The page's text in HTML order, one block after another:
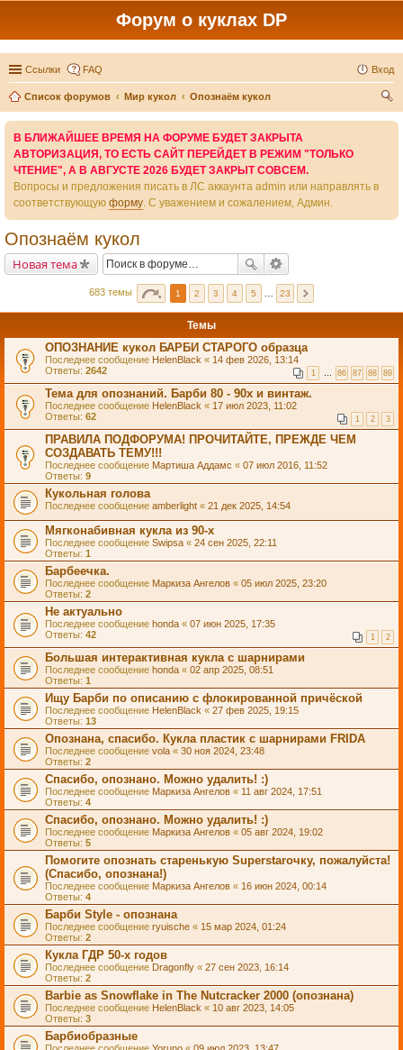
Форум о куклах DP
Ссылки FAQ Вход
Список форумов Мир кукол
Опознаём кукол
В БЛИЖАЙШЕЕ ВРЕМЯ НА ФОРУМЕ БУДЕТ ЗАКРЫТА
АВТОРИЗАЦИЯ, ТО ЕСТЬ САЙТ ПЕРЕЙДЕТ В РЕЖИМ "ТОЛЬКО
ЧТЕНИЕ", А В АВГУСТЕ 2026 БУДЕТ ЗАКРЫТ СОВСЕМ.
Вопросы и предложения писать в ЛС аккаунта admin или направлять в
соответствующую форму. С уважением и сожалением, Админ.
Опознаём кукол
Новая тема
683 темы 1 2 3 4 5 23
Темы
ОПОЗНАНИЕ кукол БАРБИ СТАРОГО образца
Последнее сообщение HelenBlack « 14 фев 2026, 13:14
Ответы: 2642 1 … 86 87 88 89
Тема для опознаний. Барби 80 - 90х и винтаж.
Последнее сообщение HelenBlack « 17 июл 2023, 11:02
Ответы: 62 1 2 3
ПРАВИЛА ПОДФОРУМА! ПРОЧИТАЙТЕ, ПРЕЖДЕ ЧЕМ
СОЗДАВАТЬ ТЕМУ!!!
Последнее сообщение Мартиша Аддамс « 07 июл 2016, 11:52
Ответы: 9
Кукольная голова
Последнее сообщение amberlight « 21 дек 2025, 14:54
Мягконабивная кукла из 90-х
Последнее сообщение Swipsa « 24 сен 2025, 22:11
Ответы: 1
Барбеечка.
Последнее сообщение Маркиза Ангелов « 05 июл 2025, 23:20
Ответы: 2
Не актуально
Последнее сообщение honda « 07 июн 2025, 17:35
Ответы: 42 1 2
Большая интерактивная кукла с шарнирами
Последнее сообщение honda « 02 апр 2025, 08:51
Ответы: 1
Ищу Барби по описанию с флокированной причёской
Последнее сообщение HelenBlack « 27 фев 2025, 19:15
Ответы: 13
Опознана, спасибо. Кукла пластик с шарнирами FRIDA
Последнее сообщение vola « 30 ноя 2024, 23:48
Ответы: 2
Спасибо, опознано. Можно удалить! :)
Последнее сообщение Маркиза Ангелов « 11 авг 2024, 17:51
Ответы: 4
Спасибо, опознано. Можно удалить! :)
Последнее сообщение Маркиза Ангелов « 05 авг 2024, 19:02
Ответы: 5
Помогите опознать старенькую Superstarочку, пожалуйста!
(Спасибо, опознана!)
Последнее сообщение Маркиза Ангелов « 16 июн 2024, 00:14
Ответы: 4
Барби Style - опознана
Последнее сообщение ryuische « 15 мар 2024, 01:24
Ответы: 2
Кукла ГДР 50-х годов
Последнее сообщение Dragonfly « 27 сен 2023, 16:14
Ответы: 2
Barbie as Snowflake in The Nutcracker 2000 (опознана)
Последнее сообщение HelenBlack « 10 авг 2023, 14:05
Ответы: 3
Барбиобразные